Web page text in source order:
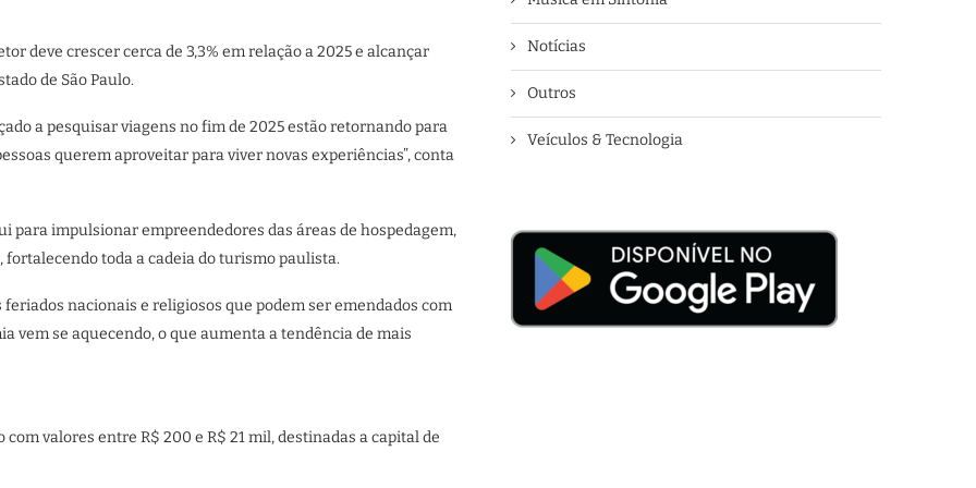
deve crescer cerca de 3,3% em relação a 2025 e alcançar
de São Paulo.
a pesquisar viagens no fim de 2025 estão retornando para
querem aproveitar para viver novas experiências”, conta
para impulsionar empreendedores das áreas de hospedagem,
toda a cadeia do turismo paulista.
nacionais e religiosos que podem ser emendados com
vem se aquecendo, o que aumenta a tendência de mais
valores entre R$ 200 e R$ 21 mil, destinadas a capital de
Notícias
Outros
Veículos & Tecnologia